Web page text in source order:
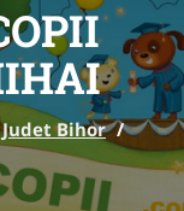
Judet Bihor /